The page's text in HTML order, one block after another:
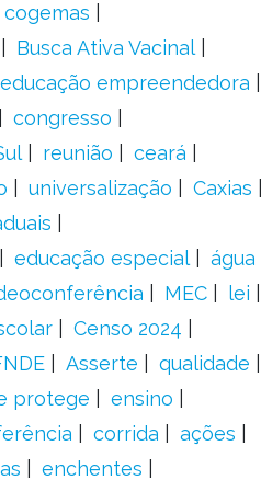
cogemas
Busca Ativa Vacinal
educação empreendedora
congresso
reunião
ceará
universalização
Caxias
educação especial
água
MEC
lei
Censo 2024
Asserte
qualidade
protege
ensino
corrida
ações
enchentes